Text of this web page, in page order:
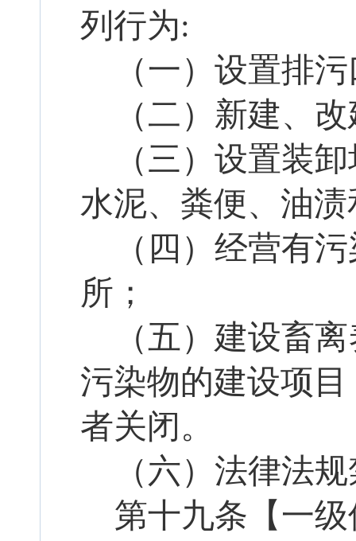
列行为:
（一）设置排
（二）新建、
（三）设置装
水泥、粪便、油
（四）经营有
所；
（五）建设畜
污染物的建设项
者关闭。
（六）法律法
第十九条【一